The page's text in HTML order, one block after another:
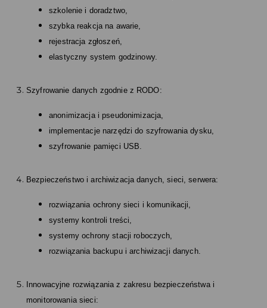
szkolenie i doradztwo,
szybka reakcja na awarie,
rejestracja zgłoszeń,
elastyczny system godzinowy.
Szyfrowanie danych zgodnie z RODO:
anonimizacja i pseudonimizacja,
implementacje narzędzi do szyfrowania dysku,
szyfrowanie pamięci USB.
Bezpieczeństwo i archiwizacja danych, sieci, serwera:
rozwiązania ochrony sieci i komunikacji,
systemy kontroli treści,
systemy ochrony stacji roboczych,
rozwiązania backupu i archiwizacji danych.
Innowacyjne rozwiązania z zakresu bezpieczeństwa i
monitorowania sieci: